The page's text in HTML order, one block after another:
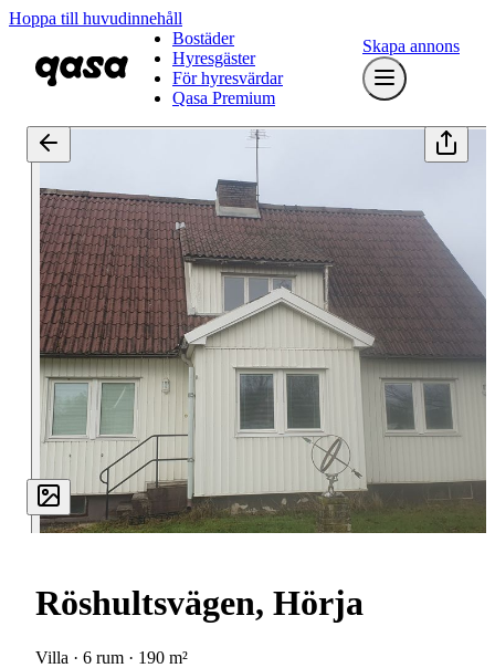
Hoppa till huvudinnehåll
Bostäder
Hyresgäster
För hyresvärdar
Qasa Premium
Skapa annons
Röshultsvägen, Hörja
Villa · 6 rum · 190 m²